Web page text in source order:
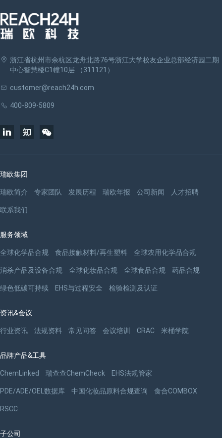
浙江省杭州市余杭区龙舟北路76号浙江大学校友企业总部经济园二期
中心智慧楼C1幢10层 （311121）
customer@reach24h.com
400-809-5809
瑞欧集团
瑞欧简介 专家团队 发展历程 瑞欧年报 公司新闻 人才招聘
联系我们
服务领域
全球化学品合规 食品接触材料/再生塑料 全球农用化学品合规
消杀产品及设备合规 全球化妆品合规 全球食品合规 药品合规
绿色低碳可持续 EHS与过程安全 检验检测及认证
资讯&会议
行业资讯 法规资料 常见问答 会议培训 CRAC 米桶学院
品牌产品&工具
ChemLinked 瑞查查ChemCheck EHS法规管家
PDE/ADE/OEL数据库 中国化妆品原料合规查询 食合COMBOX
RSCC
子公司